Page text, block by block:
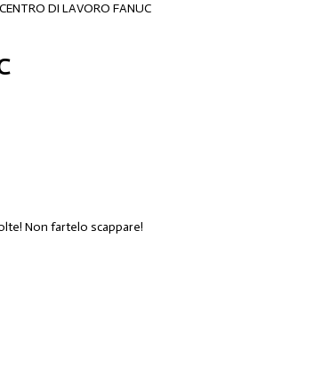
CENTRO DI LAVORO FANUC
Non fartelo scappare!